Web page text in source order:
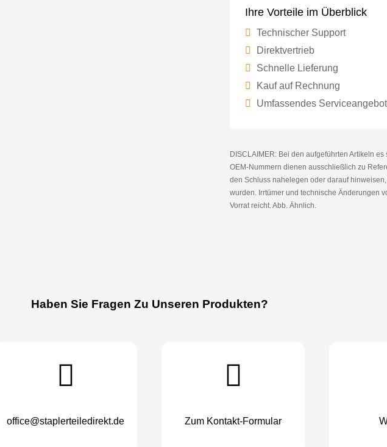
Ihre Vorteile im Überblick
Technischer Support
Direktvertrieb
Schnelle Lieferung
Kauf auf Rechnung
Umfassendes Serviceangebot
DISCLAIMER: Bei den aufgeführten Artikeln
OEM-Nummern dienen ausschließlich zu
den Schluss nahelegen oder darauf
wurden. Irrtümer und technische Änderungen
Vorrat reicht. Abb. Ähnlich.
Haben Sie Fragen Zu Unseren Produkten?
office@staplerteiledirekt.de Zum Kontakt-Formular